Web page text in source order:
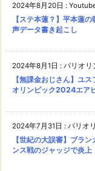
2024年8月20日 :
【ステ本蓮？】平本蓮
声データ書き起こし
2024年8月1日 : パリオリ
【無課金おじさん】ユ
オリンピック2024エア
2024年7月31日 : パリオ
【世紀の大誤審】ブラ
ンス戦のジャッジで炎上